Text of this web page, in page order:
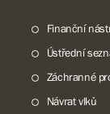
Finanční
Ústřední
Záchranné
Návrat vlků